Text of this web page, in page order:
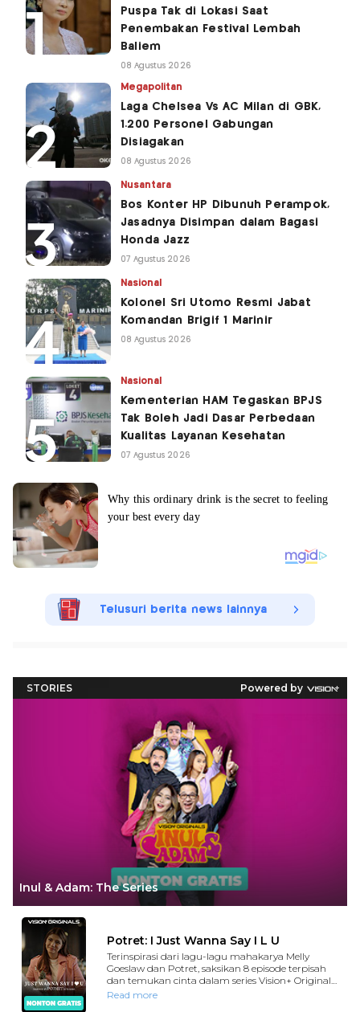
Puspa Tak di Lokasi Saat
Penembakan Festival Lembah
Baliem
08 Agustus 2026
Megapolitan
Laga Chelsea Vs AC Milan di GBK,
1.200 Personel Gabungan
Disiagakan
08 Agustus 2026
Nusantara
Bos Konter HP Dibunuh Perampok,
Jasadnya Disimpan dalam Bagasi
Honda Jazz
07 Agustus 2026
Nasional
Kolonel Sri Utomo Resmi Jabat
Komandan Brigif 1 Marinir
08 Agustus 2026
Nasional
Kementerian HAM Tegaskan BPJS
Tak Boleh Jadi Dasar Perbedaan
Kualitas Layanan Kesehatan
07 Agustus 2026
Telusuri berita news lainnya